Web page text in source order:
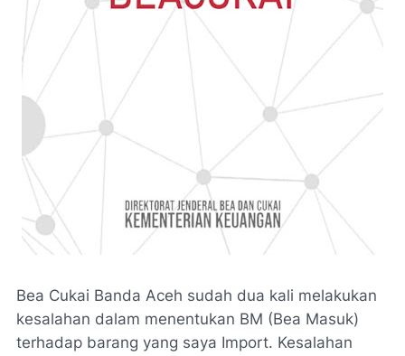
Bea Cukai Banda Aceh sudah dua kali melakukan
kesalahan dalam menentukan BM (Bea Masuk)
terhadap barang yang saya Import. Kesalahan